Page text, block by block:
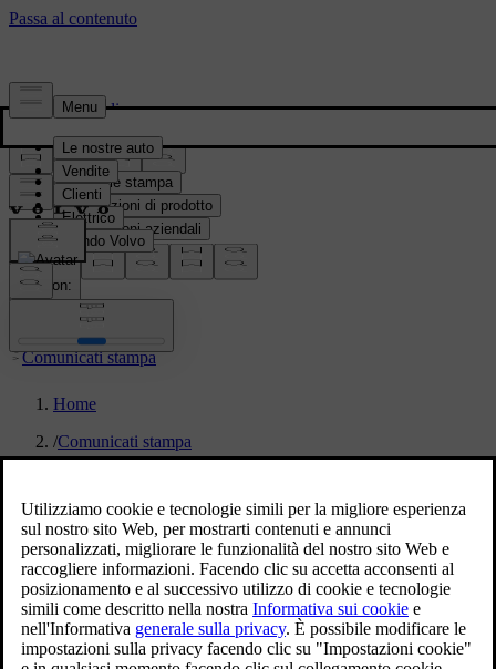
Stampa & Media
Materiale stampa
Informazioni di prodotto
Informazioni aziendali
Contatti per i media
location:
IT
Comunicati stampa
Home
/Comunicati stampa
Compie 10 anni la partnership fra Volvo Car Italia, Arval
Italia e Findomestic, una collaborazione che garantisce ai
concessionari Volvo strumenti finanziari evoluti e adatti alle
esigenze dei clienti
Compie 10 anni la partnership fra Volvo
Car Italia, Arval Italia e Findomestic, una